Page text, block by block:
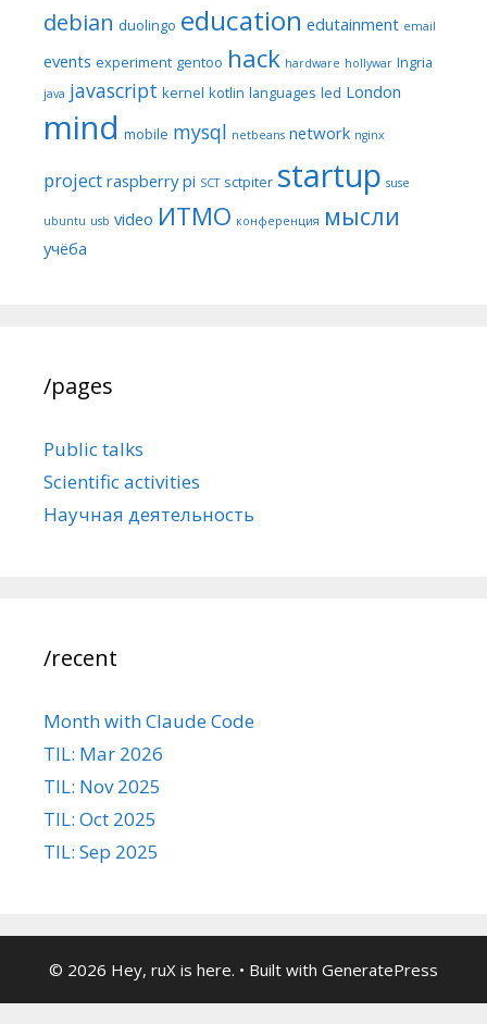
debian duolingo education edutainment email
events experiment gentoo hack hardware hollywar Ingria
java javascript kernel kotlin languages led London
mind mobile mysql netbeans network nginx
project raspberry pi SCT sctpiter startup suse
ubuntu usb video ИТМО конференция мысли
учёба
/pages
Public talks
Scientific activities
Научная деятельность
/recent
Month with Claude Code
TIL: Mar 2026
TIL: Nov 2025
TIL: Oct 2025
TIL: Sep 2025
© 2026 Hey, ruX is here. • Built with GeneratePress